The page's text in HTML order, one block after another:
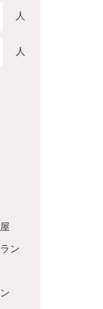
人
人
ン